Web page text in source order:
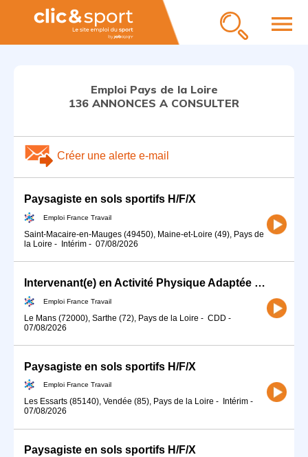
menu
Emploi Pays de la Loire
136 ANNONCES A CONSULTER
Créer une alerte e-mail
Paysagiste en sols sportifs H/F/X
Emploi France Travail
Saint-Macaire-en-Mauges (49450), Maine-et-Loire (49), Pays de
la Loire - Intérim - 07/08/2026
Intervenant(e) en Activité Physique Adaptée 72 H/F (H/F)
Emploi France Travail
Le Mans (72000), Sarthe (72), Pays de la Loire - CDD -
07/08/2026
Paysagiste en sols sportifs H/F/X
Emploi France Travail
Les Essarts (85140), Vendée (85), Pays de la Loire - Intérim -
07/08/2026
Paysagiste en sols sportifs H/F/X